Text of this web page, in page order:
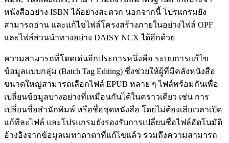
หนังสืออย่าง ISBN ได้อย่างสะดวก นอกจากนี้ โปรแกรมยัง
สามารถอ่าน และแก้ไขไฟล์โครงสร้างภายในอย่างไฟล์ OPF
และไฟล์ส่วนนำทางอย่าง DAISY NCX ได้อีกด้วย
ความสามารถที่โดดเด่นอีกประการหนึ่งคือ ระบบการแก้ไข
ข้อมูลแบบกลุ่ม (Batch Tag Editing) ซึ่งช่วยให้ผู้ที่มีคลังหนังสือ
ขนาดใหญ่สามารถเลือกไฟล์ EPUB หลาย ๆ ไฟล์พร้อมกันเพื่อ
เปลี่ยนข้อมูลบางอย่างที่เหมือนกันได้ในคราวเดียว เช่น การ
เปลี่ยนชื่อสำนักพิมพ์ หรือชื่อชุดหนังสือ โดยไม่ต้องเสียเวลาเปิด
แก้ทีละไฟล์ และโปรแกรมยังรองรับการเปลี่ยนชื่อไฟล์อัตโนมัติ
อ้างอิงจากข้อมูลเมทาดาตาที่แก้ไขแล้ว รวมถึงความสามารถ